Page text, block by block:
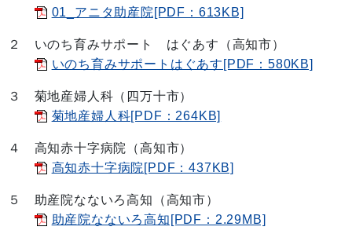
01_アニタ助産院[PDF：613KB]
２ いのち育みサポート はぐあす（高知市）
いのち育みサポートはぐあす[PDF：580KB]
３ 菊地産婦人科（四万十市）
菊地産婦人科[PDF：264KB]
４ 高知赤十字病院（高知市）
高知赤十字病院[PDF：437KB]
５ 助産院なないろ高知（高知市）
助産院なないろ高知[PDF：2.29MB]